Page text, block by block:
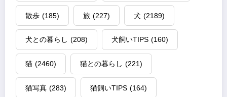
散歩 (185) 旅 (227) 犬 (2189)
犬との暮らし (208) 犬飼いTIPS (160)
猫 (2460) 猫との暮らし (221)
猫写真 (283) 猫飼いTIPS (164)